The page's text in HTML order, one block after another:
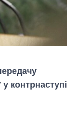
контрнаступі